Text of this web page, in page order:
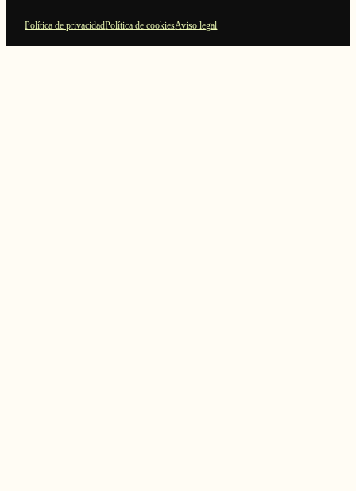
Política de privacidadPolítica de cookiesAviso legal